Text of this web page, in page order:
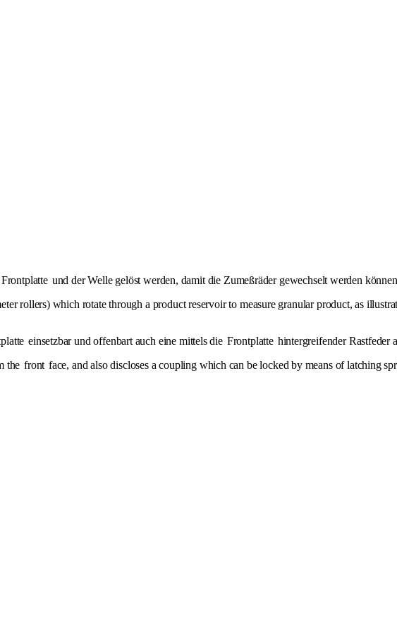
Frontplatte und der Welle gelöst werden, damit die Zumeßräder gewechselt werden
rollers) which rotate through a product reservoir to measure granular product, as
einsetzbar und offenbart auch eine mittels die Frontplatte hintergreifender Rastfeder
the front face, and also discloses a coupling which can be locked by means of latching